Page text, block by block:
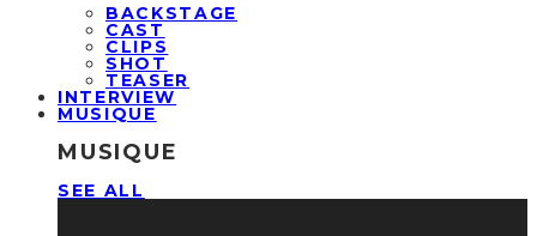
BACKSTAGE
CAST
CLIPS
SHOT
TEASER
INTERVIEW
MUSIQUE
MUSIQUE
SEE ALL